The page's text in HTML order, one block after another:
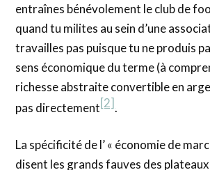
entraînes bénévolement le club de
quand tu milites au sein d’une
travailles pas puisque tu ne produis
sens économique du terme (à
richesse abstraite convertible en
pas directement[2].
La spécificité de l’ « économie de
disent les grands fauves des